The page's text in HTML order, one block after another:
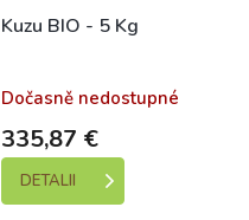
Kuzu BIO - 5 Kg
Dočasně nedostupné
335,87 €
DETALII